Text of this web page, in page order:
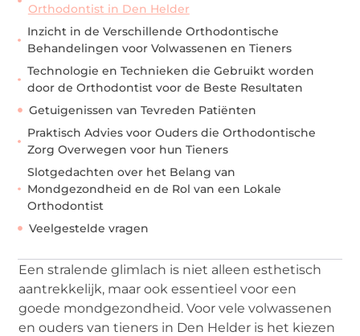
Orthodontist in Den Helder
Inzicht in de Verschillende Orthodontische
Behandelingen voor Volwassenen en Tieners
Technologie en Technieken die Gebruikt worden
door de Orthodontist voor de Beste Resultaten
Getuigenissen van Tevreden Patiënten
Praktisch Advies voor Ouders die Orthodontische
Zorg Overwegen voor hun Tieners
Slotgedachten over het Belang van
Mondgezondheid en de Rol van een Lokale
Orthodontist
Veelgestelde vragen
Een stralende glimlach is niet alleen esthetisch
aantrekkelijk, maar ook essentieel voor een
goede mondgezondheid. Voor vele volwassenen
en ouders van tieners in Den Helder is het kiezen